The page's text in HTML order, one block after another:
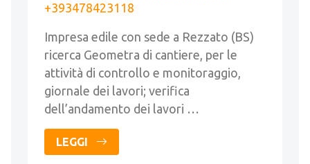
+393478423118
Impresa edile con sede a Rezzato (BS)
ricerca Geometra di cantiere, per le
attività di controllo e monitoraggio,
giornale dei lavori; verifica
dell’andamento dei lavori …
LEGGI